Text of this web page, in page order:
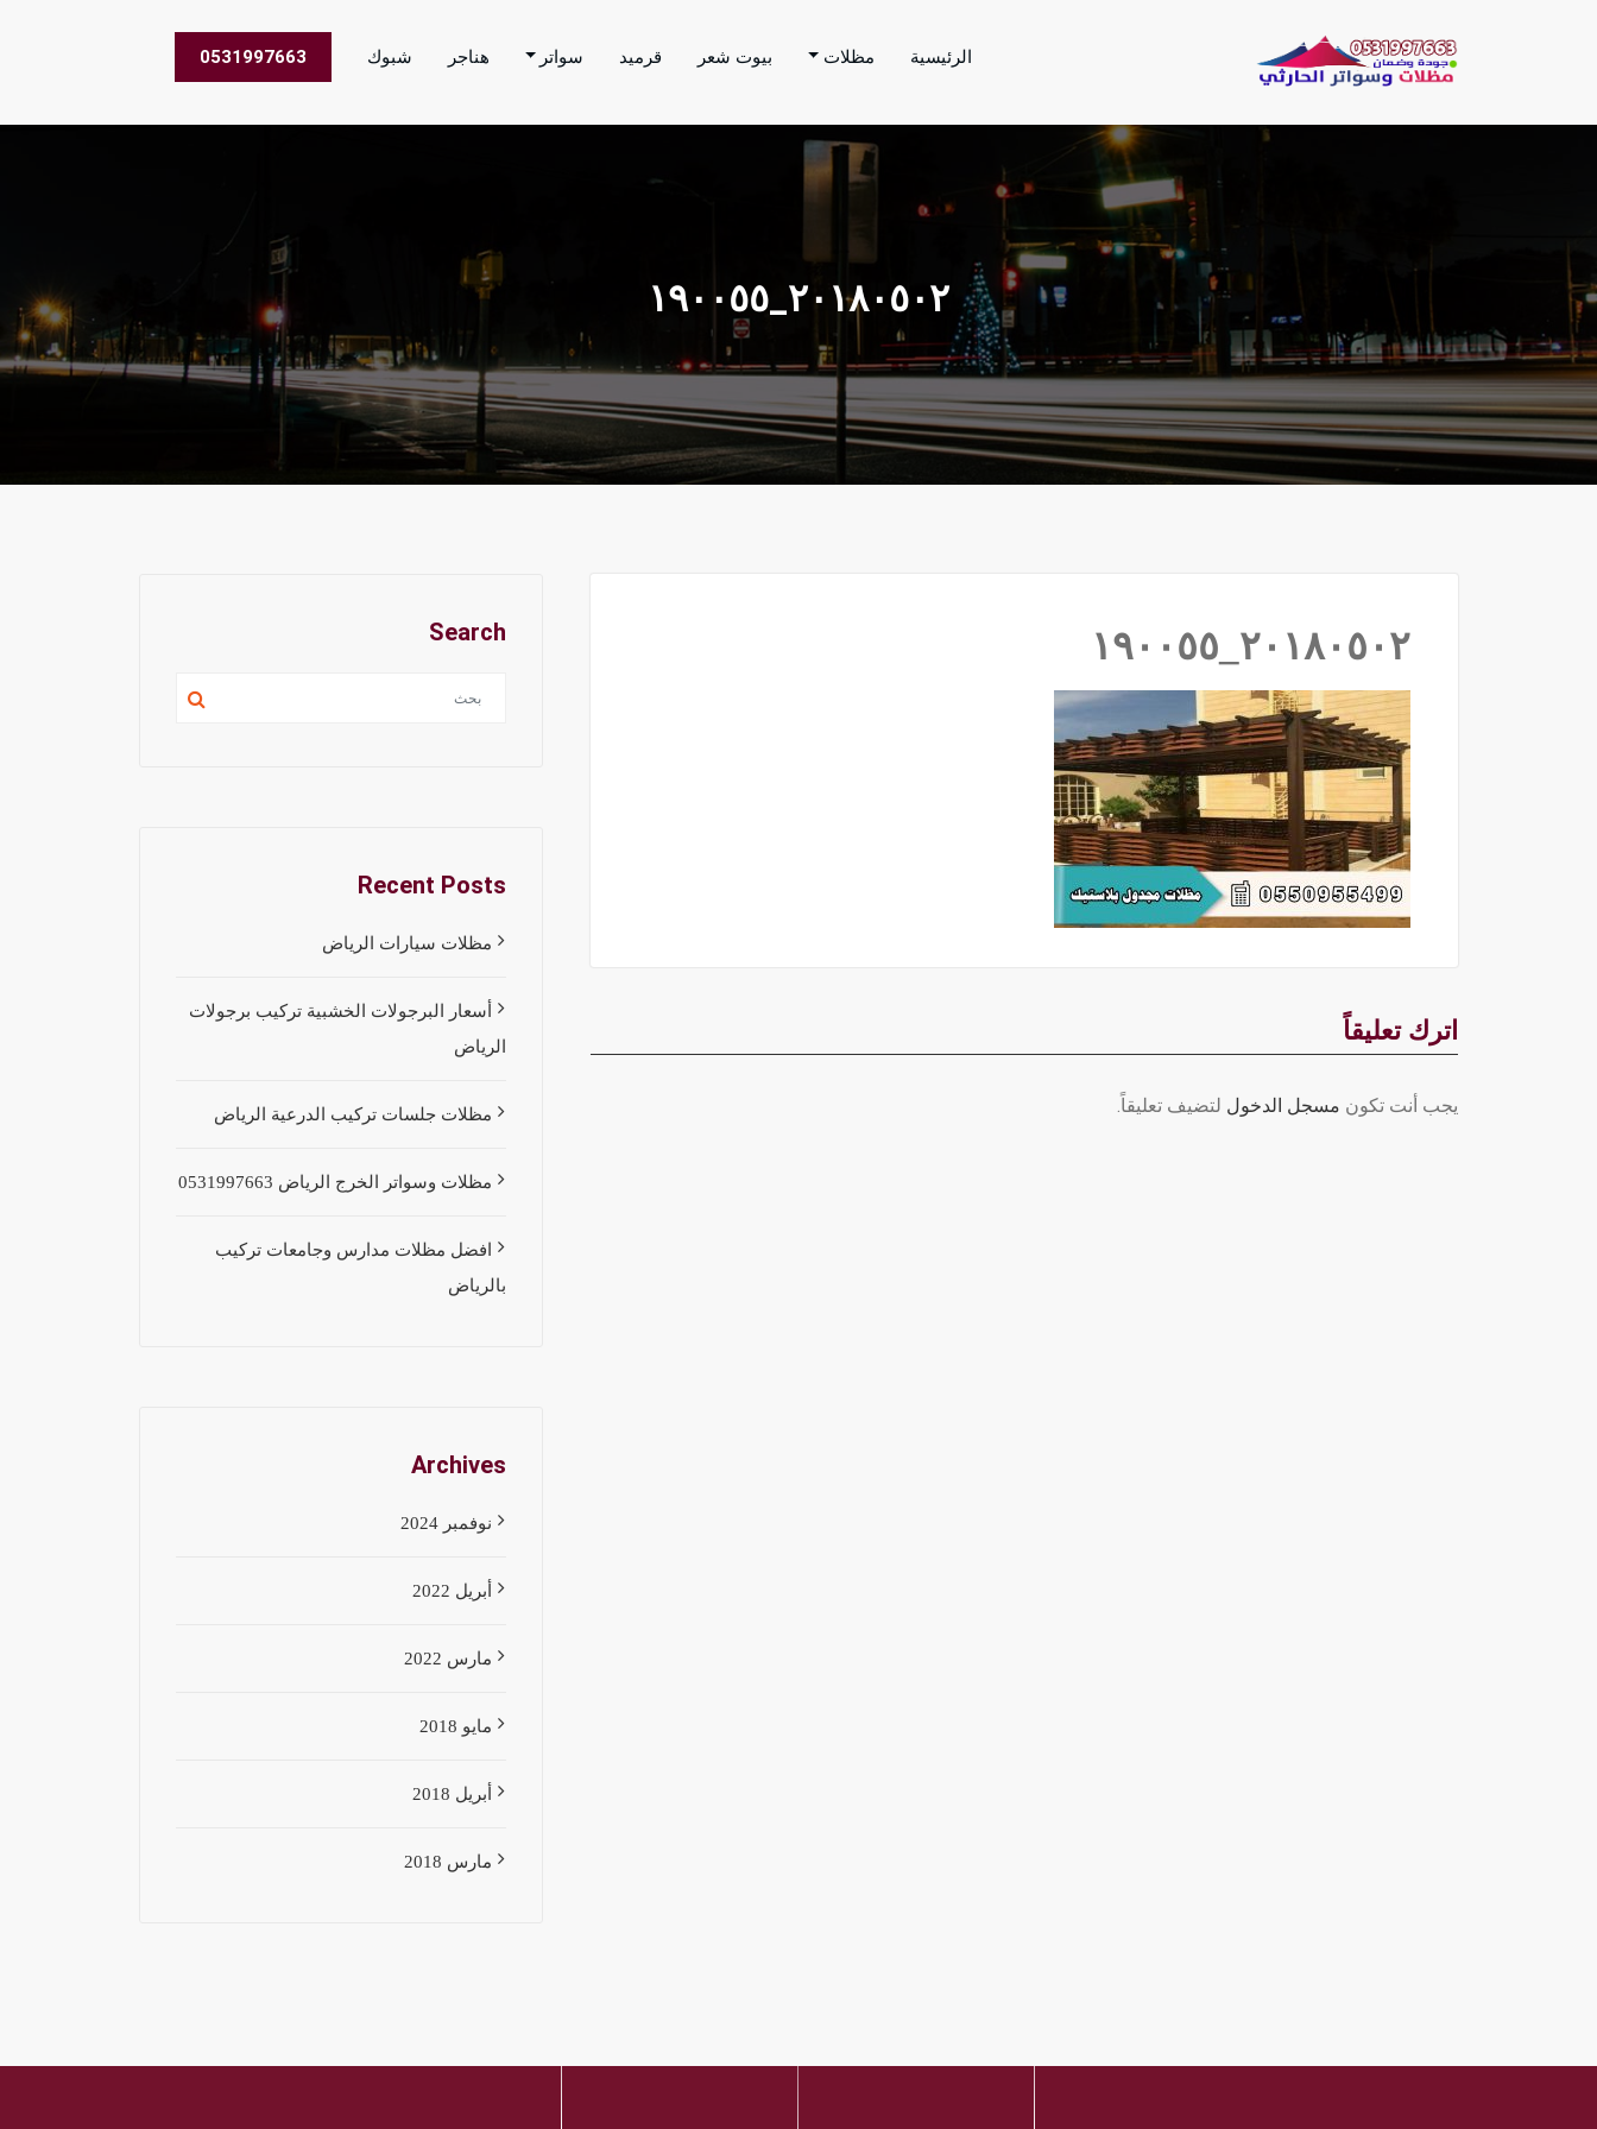
مظلات الحارثي نقوم بتنفيذ اعمال المظلات والسواتر والهناجر وغيرها من الاعمال في جميع مناطق المملكة العربية السعودية
الرئيسية مظلات بيوت شعر قرميد سواتر هناجر شبوك 0531997663
٢٠١٨٠٥٠٢_١٩٠٠٥٥
٢٠١٨٠٥٠٢_١٩٠٠٥٥
اترك تعليقاً
يجب أنت تكون مسجل الدخول لتضيف تعليقاً.
Search
Recent Posts
مظلات سيارات الرياض
أسعار البرجولات الخشبية تركيب برجولات
الرياض
مظلات جلسات تركيب الدرعية الرياض
مظلات وسواتر الخرج الرياض 0531997663
افضل مظلات مدارس وجامعات تركيب
بالرياض
Archives
نوفمبر 2024
أبريل 2022
مارس 2022
مايو 2018
أبريل 2018
مارس 2018